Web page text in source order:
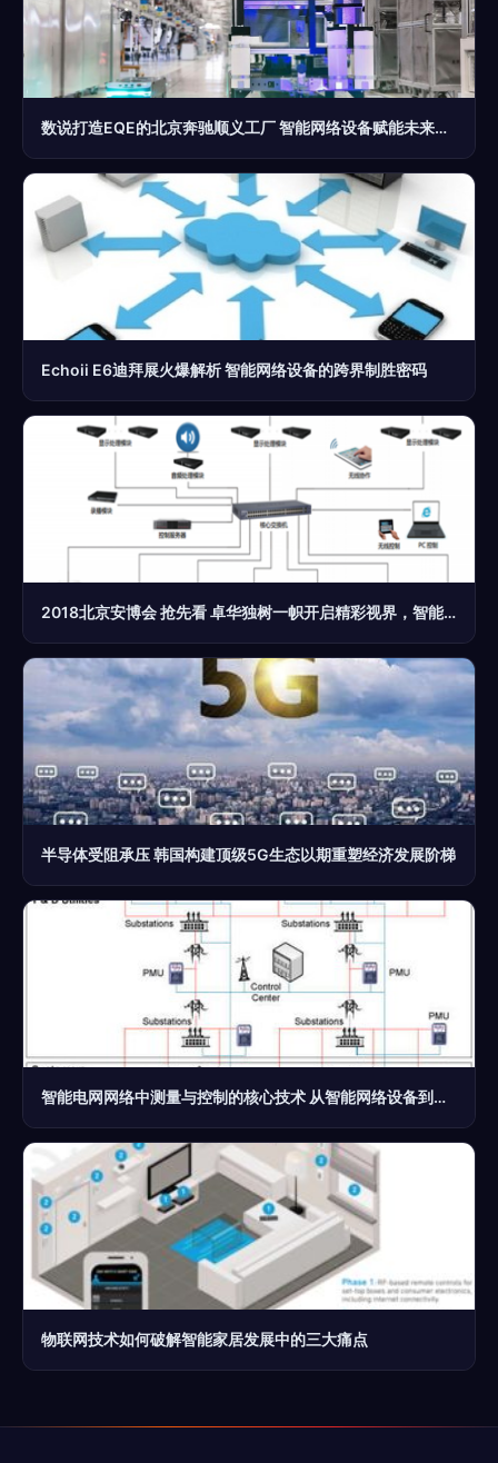
数说打造EQE的北京奔驰顺义工厂 智能网络设备赋能未来制造
Echoii E6迪拜展火爆解析 智能网络设备的跨界制胜密码
2018北京安博会 抢先看 卓华独树一帜开启精彩视界，智能网络设备引领风潮
半导体受阻承压 韩国构建顶级5G生态以期重塑经济发展阶梯
智能电网网络中测量与控制的核心技术 从智能网络设备到高效能源管理
物联网技术如何破解智能家居发展中的三大痛点